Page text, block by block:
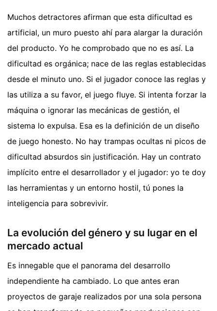
Muchos detractores afirman que esta dificultad es
artificial, un muro puesto ahí para alargar la duración
del producto. Yo he comprobado que no es así. La
dificultad es orgánica; nace de las reglas establecidas
desde el minuto uno. Si el jugador conoce las reglas y
las utiliza a su favor, el juego fluye. Si intenta forzar la
máquina o ignorar las mecánicas de gestión, el
sistema lo expulsa. Esa es la definición de un diseño
de juego honesto. No hay trampas ocultas ni picos de
dificultad absurdos sin justificación. Hay un contrato
implícito entre el desarrollador y el jugador: yo te doy
las herramientas y un entorno hostil, tú pones la
inteligencia para sobrevivir.
La evolución del género y su lugar en el
mercado actual
Es innegable que el panorama del desarrollo
independiente ha cambiado. Lo que antes eran
proyectos de garaje realizados por una sola persona